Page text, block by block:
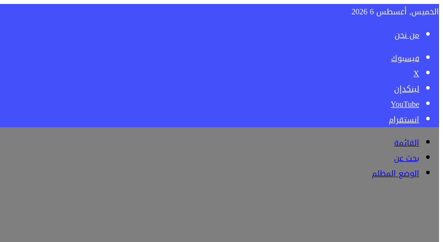
الخميس, أغسطس 6 2026
من نحن
فيسبوك
‫X
لينكدإن
‫YouTube
انستقرام
القائمة
بحث عن
الوضع المظلم